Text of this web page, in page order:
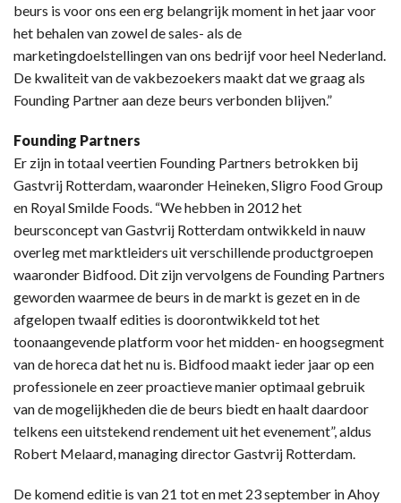
beurs is voor ons een erg belangrijk moment in het jaar voor
het behalen van zowel de sales- als de
marketingdoelstellingen van ons bedrijf voor heel Nederland.
De kwaliteit van de vakbezoekers maakt dat we graag als
Founding Partner aan deze beurs verbonden blijven.”
Founding Partners
Er zijn in totaal veertien Founding Partners betrokken bij
Gastvrij Rotterdam, waaronder Heineken, Sligro Food Group
en Royal Smilde Foods. “We hebben in 2012 het
beursconcept van Gastvrij Rotterdam ontwikkeld in nauw
overleg met marktleiders uit verschillende productgroepen
waaronder Bidfood. Dit zijn vervolgens de Founding Partners
geworden waarmee de beurs in de markt is gezet en in de
afgelopen twaalf edities is doorontwikkeld tot het
toonaangevende platform voor het midden- en hoogsegment
van de horeca dat het nu is. Bidfood maakt ieder jaar op een
professionele en zeer proactieve manier optimaal gebruik
van de mogelijkheden die de beurs biedt en haalt daardoor
telkens een uitstekend rendement uit het evenement”, aldus
Robert Melaard, managing director Gastvrij Rotterdam.
De komend editie is van 21 tot en met 23 september in Ahoy